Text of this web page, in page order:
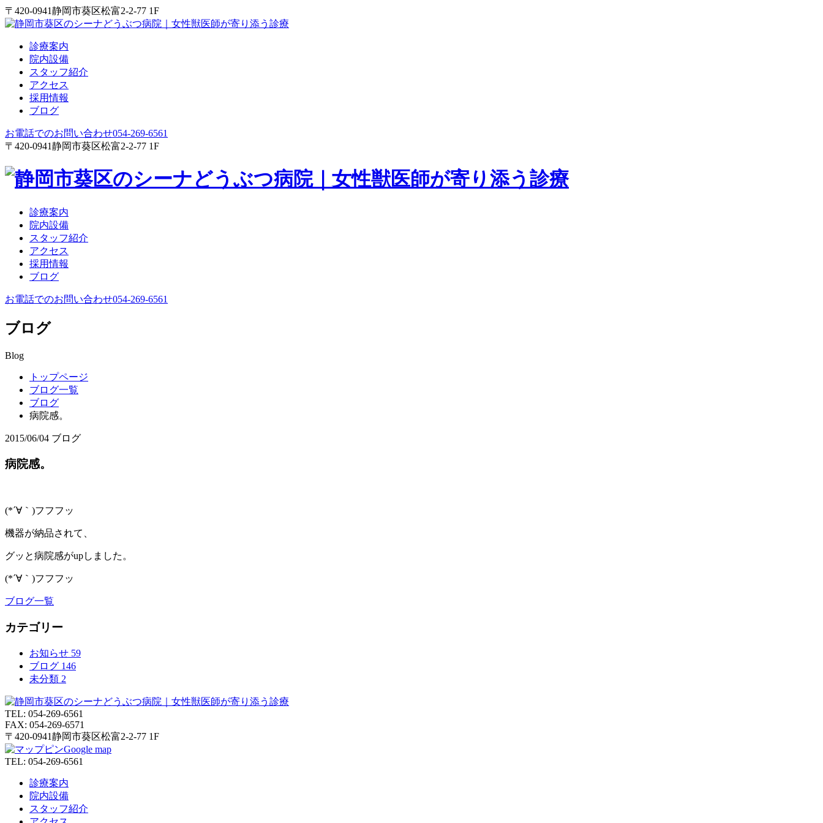
〒420-0941静岡市葵区松富2-2-77 1F
診療案内
院内設備
スタッフ紹介
アクセス
採用情報
ブログ
お電話でのお問い合わせ054-269-6561
〒420-0941静岡市葵区松富2-2-77 1F
診療案内
院内設備
スタッフ紹介
アクセス
採用情報
ブログ
お電話でのお問い合わせ054-269-6561
ブログ
Blog
トップページ
ブログ一覧
ブログ
病院感。
2015/06/04 ブログ
病院感。
(*´∀｀)フフフッ
機器が納品されて、
グッと病院感がupしました。
(*´∀｀)フフフッ
ブログ一覧
カテゴリー
お知らせ 59
ブログ 146
未分類 2
TEL: 054-269-6561
FAX: 054-269-6571
〒420-0941静岡市葵区松富2-2-77 1F
Google map
TEL: 054-269-6561
診療案内
院内設備
スタッフ紹介